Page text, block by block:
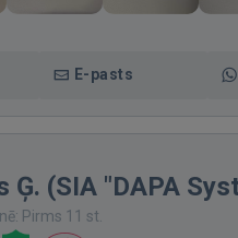
E-pasts
Ģ. (SIA "DAPA
Pirms 11 st.